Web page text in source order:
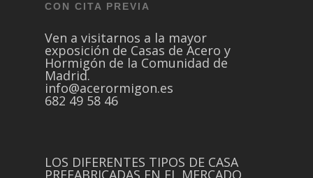
CON CITA PREVIA
Ven a visitarnos a la mayor
exposición de Casas de Acero y
Hormigón de la Comunidad de
Madrid.
info@acerormigon.es
682 49 58 46
LOS DIFERENTES TIPOS DE CASA
PREFABRICADAS EN EL MERCADO